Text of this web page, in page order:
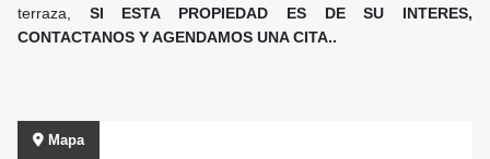
terraza, SI ESTA PROPIEDAD ES DE SU INTERES,
CONTACTANOS Y AGENDAMOS UNA CITA..
Mapa